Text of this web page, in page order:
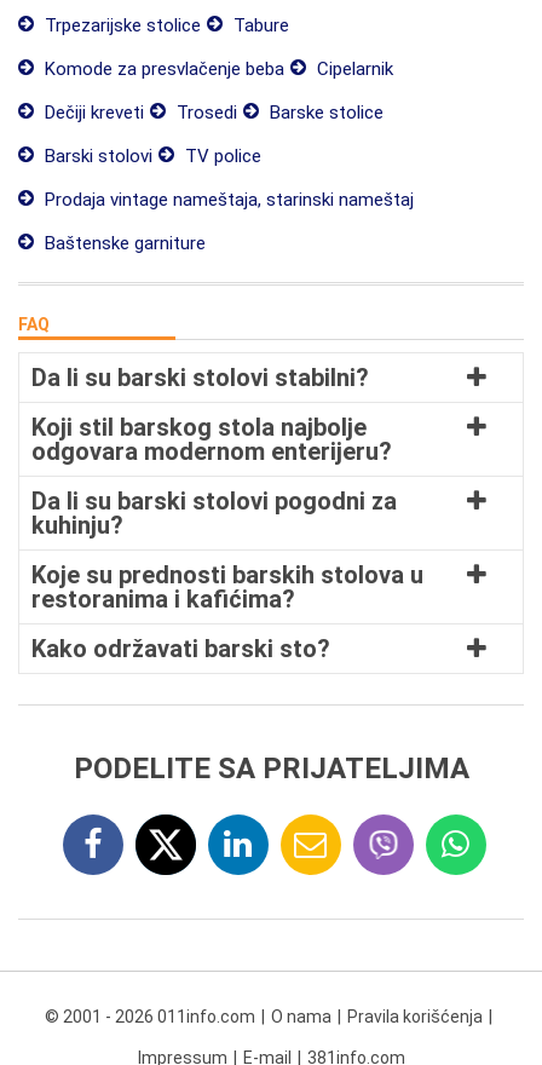
Trpezarijske stolice
Tabure
Komode za presvlačenje beba
Cipelarnik
Dečiji kreveti
Trosedi
Barske stolice
Barski stolovi
TV police
Prodaja vintage nameštaja, starinski nameštaj
Baštenske garniture
FAQ
Da li su barski stolovi stabilni?
Koji stil barskog stola najbolje
odgovara modernom enterijeru?
Da li su barski stolovi pogodni za
kuhinju?
Koje su prednosti barskih stolova u
restoranima i kafićima?
Kako održavati barski sto?
PODELITE SA PRIJATELJIMA
© 2001 - 2026 011info.com O nama Pravila korišćenja
Impressum E-mail 381info.com